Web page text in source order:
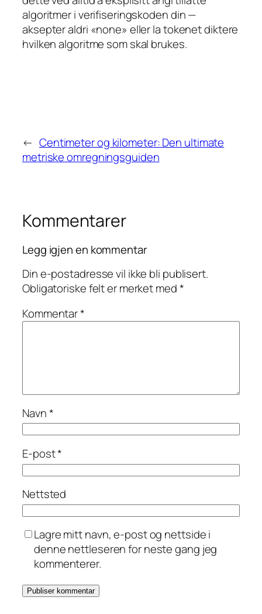
algoritmer i verifiseringskoden din —
aksepter aldri «none» eller la tokenet diktere
hvilken algoritme som skal brukes.
← Centimeter og kilometer: Den ultimate
metriske omregningsguiden
Kommentarer
Legg igjen en kommentar
Din e-postadresse vil ikke bli publisert.
Obligatoriske felt er merket med*
Kommentar*
Navn*
E-post*
Nettsted
Lagre mitt navn, e-post og nettside i
denne nettleseren for neste gang jeg
kommenterer.